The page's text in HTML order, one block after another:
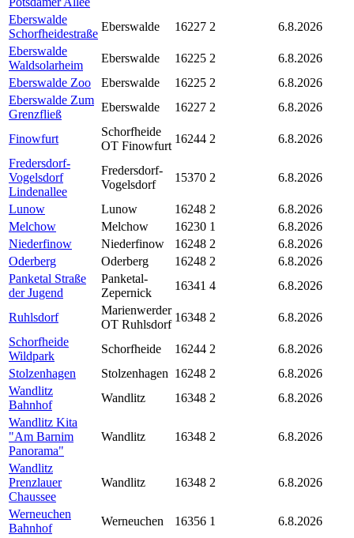
Eberswalde
Schorfheidestraße
Eberswalde 16227 2
6.8.2026
Eberswalde
Waldsolarheim
Eberswalde 16225 2
6.8.2026
Eberswalde Zoo
Eberswalde 16225 2
6.8.2026
Eberswalde Zum
Grenzfließ
Eberswalde 16227 2 6.8.2026
Finowfurt
Schorfheide
OT Finowfurt
16244 2
6.8.2026
Fredersdorf-
Vogelsdorf
Lindenallee
Fredersdorf-
Vogelsdorf
15370 2 6.8.2026
Lunow Lunow 16248 2
6.8.2026
Melchow
Melchow 16230 1
6.8.2026
Niederfinow
Niederfinow 16248 2
6.8.2026
Oderberg
Oderberg 16248 2
6.8.2026
Panketal Straße
der Jugend
Panketal-
Zepernick
16341 4 6.8.2026
Ruhlsdorf
Marienwerder
OT Ruhlsdorf
16348 2
6.8.2026
Schorfheide
Wildpark
Schorfheide 16244 2
6.8.2026
Stolzenhagen
Stolzenhagen 16248 2
6.8.2026
Wandlitz
Bahnhof
Wandlitz 16348 2
6.8.2026
Wandlitz Kita
"Am Barnim
Panorama"
Wandlitz 16348 2 6.8.2026
Wandlitz
Prenzlauer
Chaussee
Wandlitz 16348 2 6.8.2026
Werneuchen
Bahnhof
Werneuchen 16356 1
6.8.2026